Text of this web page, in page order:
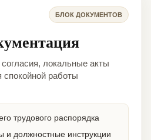
БЛОК ДОКУМЕНТОВ
локальные акты
спокойной работы
трудового распорядка
и должностные инструкции